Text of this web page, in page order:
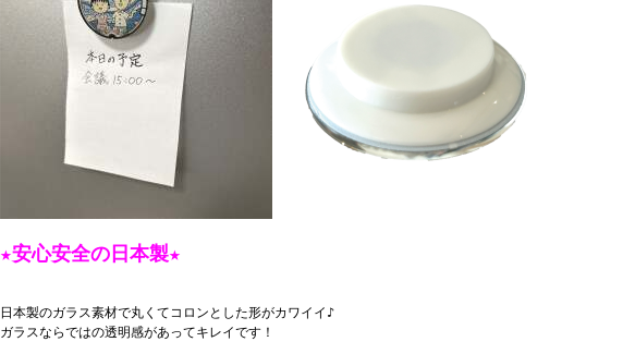
★安心安全の日本製★
日本製のガラス素材で丸くてコロンとした形がカワイイ♪
ガラスならではの透明感があってキレイです！